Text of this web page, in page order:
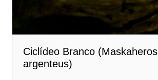
Ciclídeo Branco (Maskaheros
argenteus)